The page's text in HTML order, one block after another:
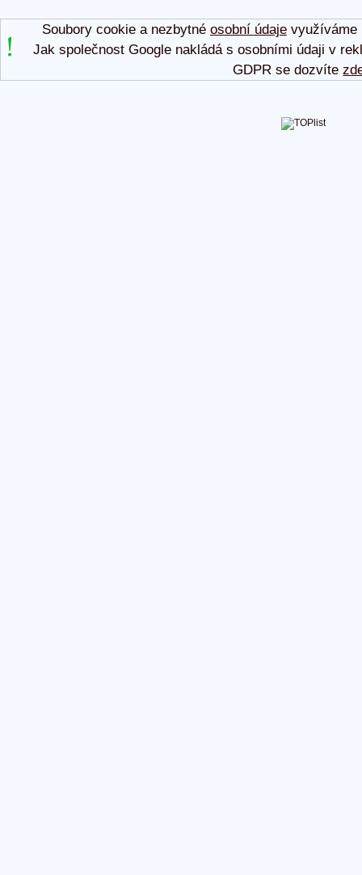
Soubory cookie a nezbytné osobní údajevyužíváme
Jak společnost Google nakládá s osobními údaji v
GDPR se dozvíte